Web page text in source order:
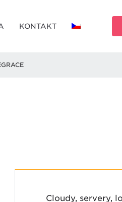
KONTAKT
Cloudy, servery,